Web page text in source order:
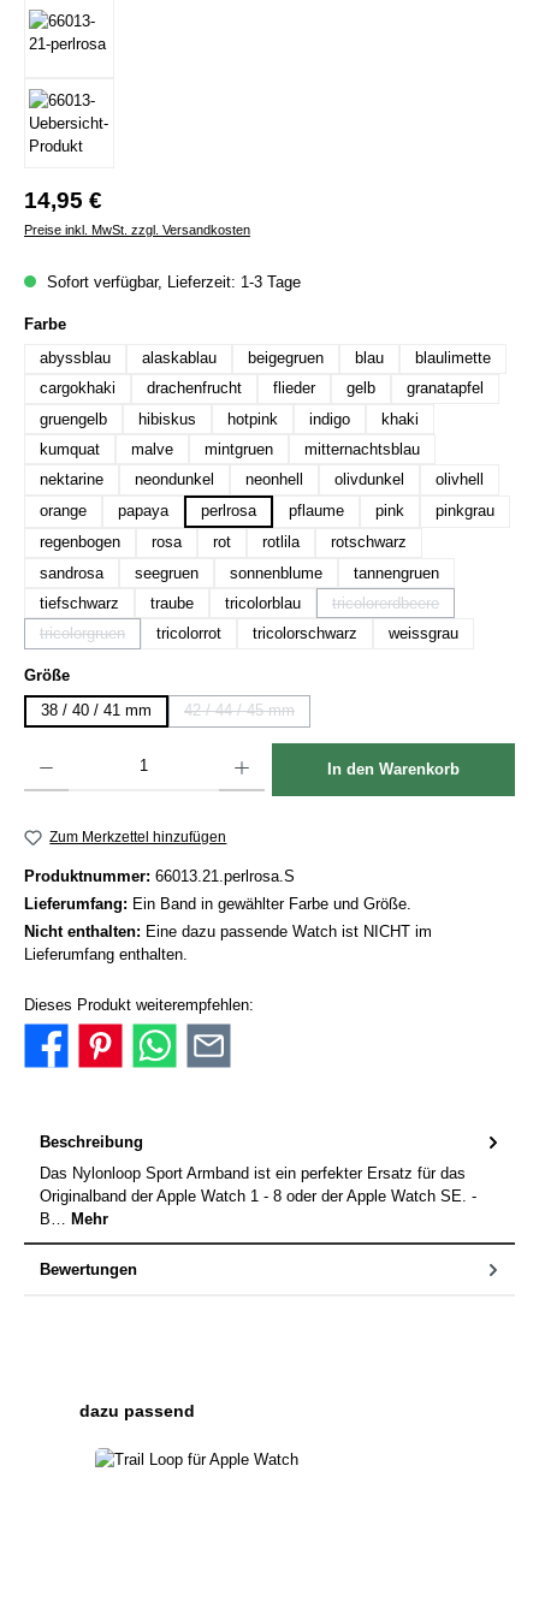
Regulärer Preis:
14,95 €
Preise inkl. MwSt. zzgl. Versandkosten
Sofort verfügbar, Lieferzeit: 1-3 Tage
Farbeauswählen
abyssblau
alaskablau beigegruen blau
blaulimette
cargokhaki
drachenfrucht flieder gelb
granatapfel
gruengelb
hibiskus hotpink indigo
khaki
kumquat
malve mintgruen
mitternachtsblau
nektarine
neondunkel neonhell olivdunkel
olivhell
orange
papaya perlrosa pflaume pink
pinkgrau
regenbogen
rosa rot rotlila
rotschwarz
sandrosa
seegruen sonnenblume
tannengruen
tiefschwarz
traube tricolorblau tricolorerdbeere
tricolorgruen
(Diese Option ist zurzeit nicht verfügbar.)
tricolorrot tricolorschwarz weissgrau
Größeauswählen
38 / 40 / 41 mm
42 / 44 / 45 mm
In den Warenkorb
Zum Merkzettel hinzufügen
Produktnummer: 66013.21.perlrosa.S
Lieferumfang: Ein Band in gewählter Farbe und Größe.
Nicht enthalten: Eine dazu passende Watch ist NICHT im
Lieferumfang enthalten.
Dieses Produkt weiterempfehlen:
Beschreibung
Das Nylonloop Sport Armband ist ein perfekter Ersatz für das
Originalband der Apple Watch 1 - 8 oder der Apple Watch SE. -
B… Mehr
Bewertungen
Produktgalerie überspringen
dazu passend